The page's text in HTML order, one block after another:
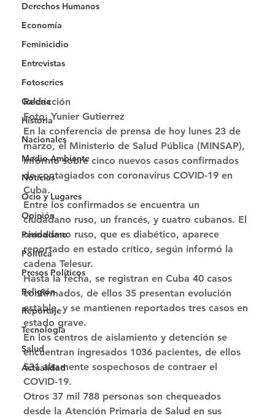
Derechos Humanos
Economía
Feminicidio
Entrevistas
Fotoseries
Galería
Historia
Nacionales
Medio Ambiente
Noticias
Ocio y Lugares
Opinión
Periodismo
Política
Presos Políticos
Religión
Reportaje
Tecnología
Salud
Actualidad
Redacción
Foto: Yunier Gutierrez
En la conferencia de prensa de hoy lunes 23 de
marzo, el Ministerio de Salud Pública (MINSAP),
informó sobre cinco nuevos casos confirmados
de contagiados con coronavirus COVID-19 en
Cuba.
Entre los confirmados se encuentra un
ciudadano ruso, un francés, y cuatro cubanos. El
ciudadano ruso, que es diabético, aparece
reportado en estado crítico, según informó la
cadena Telesur.
Hasta la fecha, se registran en Cuba 40 casos
confirmados, de ellos 35 presentan evolución
estable, y se mantienen reportados tres casos en
estado grave.
En los centros de aislamiento y detención se
encuentran ingresados 1036 pacientes, de ellos
531 altamente sospechosos de contraer el
COVID-19.
Otros 37 mil 788 personas son chequeados
desde la Atención Primaria de Salud en sus